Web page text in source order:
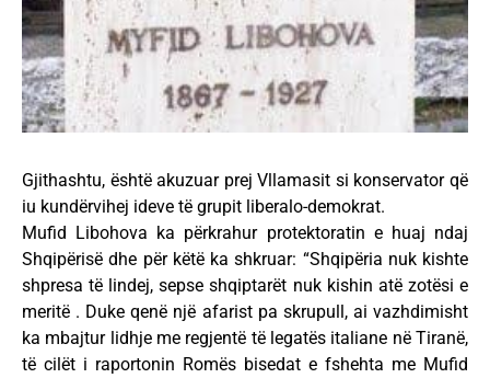
Gjithashtu, është akuzuar prej Vllamasit si konservator që
iu kundërvihej ideve të grupit liberalo-demokrat.
Mufid Libohova ka përkrahur protektoratin e huaj ndaj
Shqipërisë dhe për këtë ka shkruar: “Shqipëria nuk kishte
shpresa të lindej, sepse shqiptarët nuk kishin atë zotësi e
meritë . Duke qenë një afarist pa skrupull, ai vazhdimisht
ka mbajtur lidhje me regjentë të legatës italiane në Tiranë,
të cilët i raportonin Romës bisedat e fshehta me Mufid